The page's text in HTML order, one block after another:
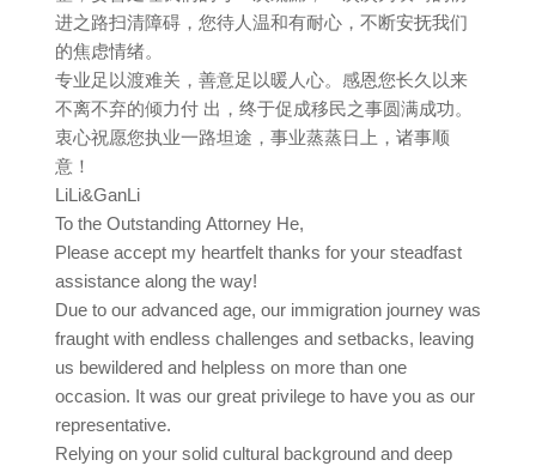
进之路扫清障碍，您待人温和有耐心，不断安抚我们
的焦虑情绪。
专业足以渡难关，善意足以暖人心。感恩您长久以来
不离不弃的倾力付 出，终于促成移民之事圆满成功。
衷心祝愿您执业一路坦途，事业蒸蒸日上，诸事顺
意！
LiLi&GanLi
To the Outstanding Attorney He,
Please accept my heartfelt thanks for your steadfast
assistance along the way!
Due to our advanced age, our immigration journey was
fraught with endless challenges and setbacks, leaving
us bewildered and helpless on more than one
occasion. It was our great privilege to have you as our
representative.
Relying on your solid cultural background and deep